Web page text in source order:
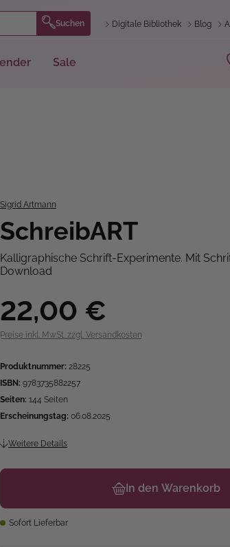
Suchen Digitale Bibliothek Blog
Sale
Sigrid Artmann
SchreibART
Kalligraphische Schrift-Experimente. Mit
Download
22,00 €
Preise inkl. MwSt. zzgl. Versandkosten
Produktnummer: 28225
ISBN: 9783735882257
Seiten: 144 Seiten
Erscheinungstag: 06.08.2025
Weitere Details
In den Warenkorb
Sofort Lieferbar